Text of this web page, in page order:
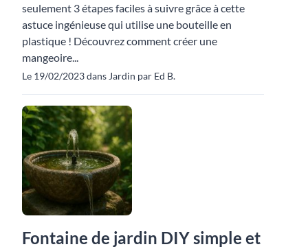
seulement 3 étapes faciles à suivre grâce à cette
astuce ingénieuse qui utilise une bouteille en
plastique ! Découvrez comment créer une
mangeoire...
Le 19/02/2023 dans Jardin par Ed B.
Fontaine de jardin DIY simple et